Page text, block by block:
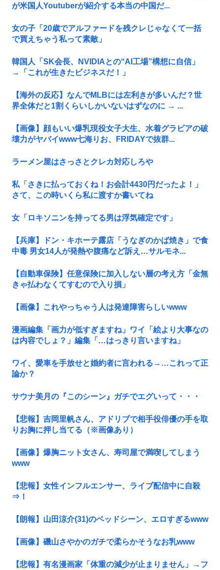
が米国人Youtuberが紹介する本当の中国だ...
女の子「20歳でアルファードを残クレじゃなくて一括
で買えちゃう私って素敵」
韓国人「SK会長、NVIDIAとの“AI工場”構想に自信」
→「これが生きたビジネスだ！」
【海外の反応】なんでMLBには左利きが多いんだ？世
界全体だと1割くらいしかいないはずなのに → ...
【画像】顔もいい爆乳現役女子大生、水着グラビアの破
壊力がヤバイwww七海りお、FRIDAYで抜群...
ラーメン屋はさっさとクレカ対応しろや
私「さきに払っておくね！お会計4430円だったよ！」
さて、この時いくら私に渡すか書いてね
女「ロキソニンを持ってる男は浮気確定です」
【兵庫】ドン・キホーテ露店「うなぎのかば焼き」で食
中毒 男女14人が発熱や腹痛など訴え…サルモネ...
【自動車保険】任意保険に加入しない層の考え方「金無
きゃ払わなくてすむので入り損」
【画像】これやっちゃう人は発達障害らしいwww
漫画編集「画力が低すぎますね」ワイ「絵より大事なの
は内容でしょ？」編集「…はっきり言いますね」
ワイ、愛車を手放せと婚約者に言われる→…これって正
論か？
サウナ美月の『このシーン』ガチでエグいって・・・
【悲報】吉岡里帆さん、アドリブで相手役俳優の手を取
りお胸に押し当てる（※画像あり）
【画像】爆胸ニット女さん、寿司屋で満喫してしまう
www
【悲報】女性インフルエンサー、ライブ配信中に自殺
⇒！
【朗報】山田涼介(31)のベッドシーン、エロすぎるwww
【画像】磯山さやかのガチで柔らかそうなお乳www
【悲報】有名漫画家「体重の減少が止まりません」→フ